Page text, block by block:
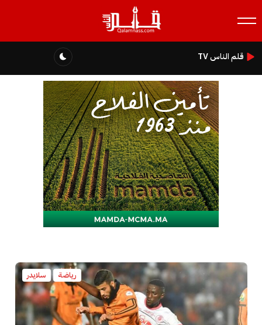
قلم الناس TV
رياضة سلايدر